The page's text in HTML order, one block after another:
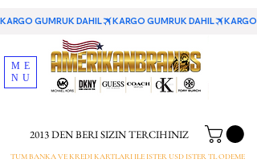
KARGO GUMRUK DAHIL
2013 DEN BERI SIZIN TERCIHINIZ
TUM BANKA VE KREDI KARTLARI ILE ISTER USD ISTER TL ODEME
ME
NU